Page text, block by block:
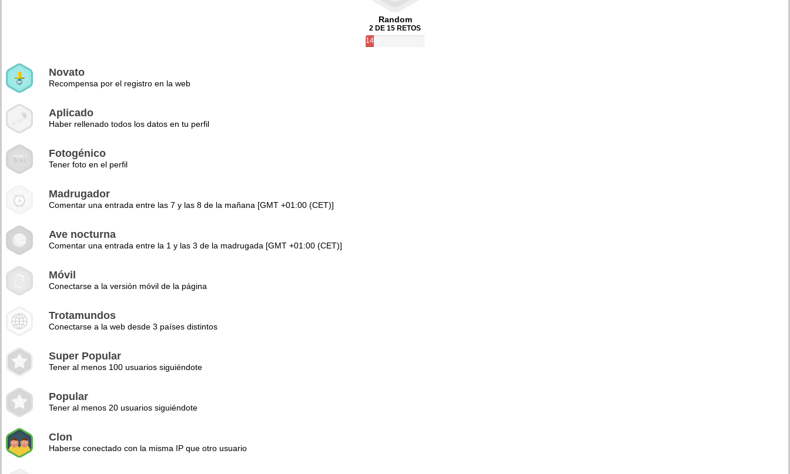
Random
2 DE 15 RETOS
14%
Novato
Recompensa por el registro en la web
Aplicado
Haber rellenado todos los datos en tu perfil
Fotogénico
Tener foto en el perfil
Madrugador
Comentar una entrada entre las 7 y las 8 de la mañana [GMT +01:00 (CET)]
Ave nocturna
Comentar una entrada entre la 1 y las 3 de la madrugada [GMT +01:00 (CET)]
Móvil
Conectarse a la versión móvil de la página
Trotamundos
Conectarse a la web desde 3 países distintos
Super Popular
Tener al menos 100 usuarios siguiéndote
Popular
Tener al menos 20 usuarios siguiéndote
Clon
Haberse conectado con la misma IP que otro usuario